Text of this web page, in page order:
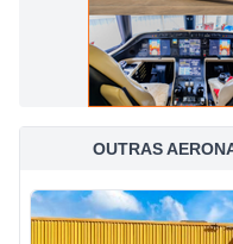
OUTRAS